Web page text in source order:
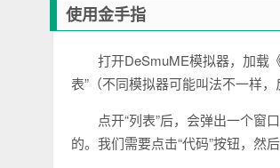
使用金手指
打开DeSmuME模拟器，加载
表”（不同模拟器可能叫法不一样，
点开“列表”后，会弹出一个窗
的。我们需要点击“代码”按钮，然